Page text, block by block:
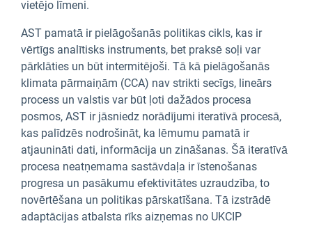
vietējo līmeni.
AST pamatā ir pielāgošanās politikas cikls, kas ir
vērtīgs analītisks instruments, bet praksē soļi var
pārklāties un būt intermitējoši. Tā kā pielāgošanās
klimata pārmaiņām (CCA) nav strikti secīgs, lineārs
process un valstis var būt ļoti dažādos procesa
posmos, AST ir jāsniedz norādījumi iteratīvā procesā,
kas palīdzēs nodrošināt, ka lēmumu pamatā ir
atjaunināti dati, informācija un zināšanas. Šā iteratīvā
procesa neatņemama sastāvdaļa ir īstenošanas
progresa un pasākumu efektivitātes uzraudzība, to
novērtēšana un politikas pārskatīšana. Tā izstrādē
adaptācijas atbalsta rīks aizņemas no UKCIP